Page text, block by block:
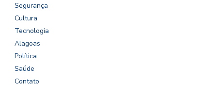
Segurança
Cultura
Tecnologia
Alagoas
Política
Saúde
Contato